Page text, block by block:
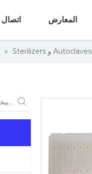
المعارض اتصال
Autoclaves و Sterilizers »